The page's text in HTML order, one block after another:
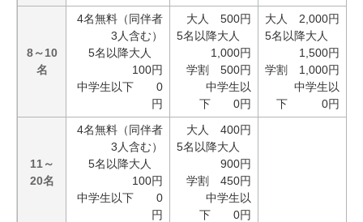
8～10
名
4名無料（同伴者
3人含む）
5名以降大人
100円
中学生以下 0
円
大人 500円
5名以降大人
1,000円
学割 500円
中学生以
下 0円
大人 2,000円
5名以降大人
1,500円
学割 1,000円
中学生以
下 0円
11～
20名
4名無料（同伴者
3人含む）
5名以降大人
100円
中学生以下 0
円
大人 400円
5名以降大人
900円
学割 450円
中学生以
下 0円